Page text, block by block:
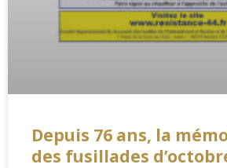
Depuis 76 ans, la
des fusillades